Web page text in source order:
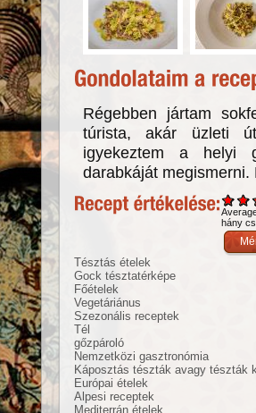
Régebben jártam
túrista, akár üzleti
igyekeztem a helyi
darabkáját
hány
Tésztás ételek
Gock tésztatérképe
Főételek
Vegetáriánus
Szezonális receptek
Tél
gőzpároló
Nemzetközi gasztronómia
Káposztás tészták avagy tészták
Európai ételek
Alpesi receptek
Mediterrán ételek